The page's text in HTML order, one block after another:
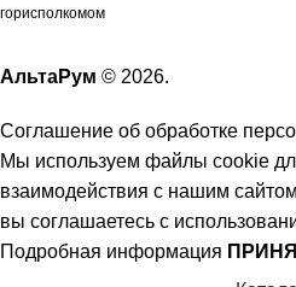
горисполкомом
АльтаРум © 2026.
Соглашение об обработке
Мы используем файлы cookie
взаимодействия с нашим
вы соглашаетесь с
Подробная информация